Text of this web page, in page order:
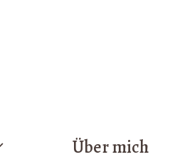
Über mich